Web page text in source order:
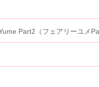
Part2（フェアリーユメ